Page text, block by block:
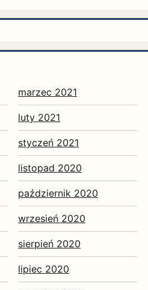
marzec 2021
luty 2021
styczeń 2021
listopad 2020
październik 2020
wrzesień 2020
sierpień 2020
lipiec 2020